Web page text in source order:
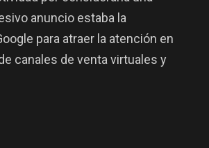
anuncio estaba la
para atraer la atención en
canales de venta virtuales y